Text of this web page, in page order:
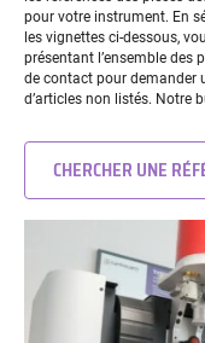
pour votre instrument. En
les vignettes ci-dessous,
présentant l’ensemble des
de contact pour demander
d’articles non listés. Notre
CHERCHER UNE